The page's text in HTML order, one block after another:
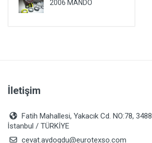
SAAB
SSANGYONG
SUZUKI
TALBOT
2006 MANDO
İletişim
Fatih Mahallesi, Yakacık Cd. NO:78,
İstanbul / TÜRKİYE
cevat.aydogdu@eurotexso.com